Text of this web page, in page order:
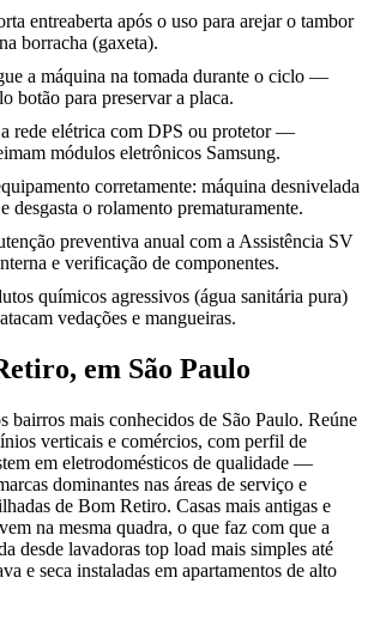
entreaberta após o uso para arejar o tambor
borracha (gaxeta).
a máquina na tomada durante o ciclo —
botão para preservar a placa.
rede elétrica com DPS ou protetor —
módulos eletrônicos Samsung.
corretamente: máquina desnivelada
desgasta o rolamento prematuramente.
preventiva anual com a Assistência SV
e verificação de componentes.
químicos agressivos (água sanitária pura)
vedações e mangueiras.
, em São Paulo
bairros mais conhecidos de São Paulo. Reúne
verticais e comércios, com perfil de
em eletrodomésticos de qualidade —
dominantes nas áreas de serviço e
de Bom Retiro. Casas mais antigas e
na mesma quadra, o que faz com que a
desde lavadoras top load mais simples até
e seca instaladas em apartamentos de alto